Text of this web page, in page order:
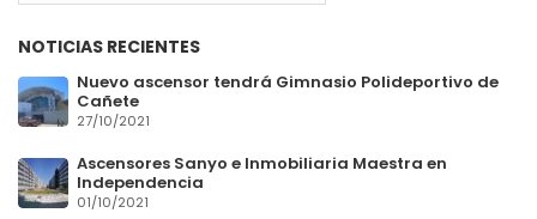
NOTICIAS RECIENTES
Nuevo ascensor tendrá Gimnasio Polideportivo de
Cañete
27/10/2021
Ascensores Sanyo e Inmobiliaria Maestra en
Independencia
01/10/2021